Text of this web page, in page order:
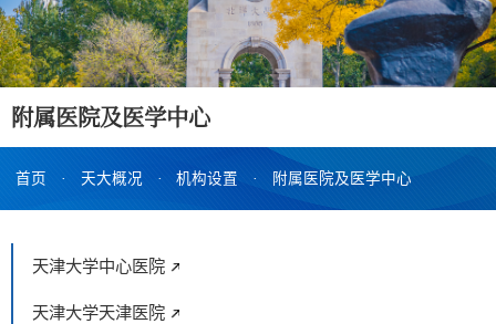
附属医院及医学中心
首页 · 天大概况 · 机构设置 · 附属医院及医学中心
天津大学中心医院
天津大学天津医院